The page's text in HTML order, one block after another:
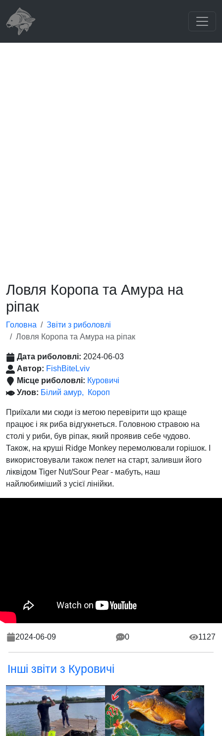
Ловля Коропа та Амура на
ріпак
Головна
Звіти з риболовлі
Ловля Коропа та Амура на ріпак
Дата риболовлі: 2024-06-03
Автор: FishBiteLviv
Місце риболовлі: Куровичі
Улов: Білий амур Короп
Приїхали ми сюди із метою перевірити що краще
працює і як риба відгукнеться. Головною стравою на
столі у риби, був ріпак, який проявив себе чудово.
Також, на круші Ridge Monkey перемолювали горішок. І
використовували також пелет на старт, заливши його
ліквідом Tiger Nut/Sour Pear - мабуть, наш
найлюбиміший з усієї лінійки.
2024-06-09 0 1127
Інші звіти з Куровичі